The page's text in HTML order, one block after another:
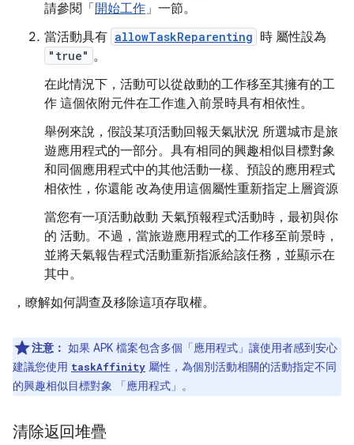
請參閱「 開始工作」一節。
當活動具有 allowTaskReparenting 時 屬性設為
"true" 。
在此情況下，活動可以從啟動的工作移至其擁有的工
作 這個依附元件在工作進入前景時具有相依性。
舉例來說，假設某項活動回報天氣狀況 所選城市是旅
遊應用程式的一部分。具有相同的興趣相似目標對象
和同個應用程式中的其他活動一樣、預設的應用程式
相依性，你還能 改為使用這個屬性重新指定上層資源
當您有一項活動啟動 天氣預報程式活動時，最初與你
的 活動。不過，當旅遊應用程式的工作移至前景時，
並將天氣報告程式活動重新指派給該任務，並顯示在
其中。
，瞭解如何調查及移除這項存取權。
注意： 如果 APK 檔案包含多個「應用程式」讓使用者感到安心
建議您使用 taskAffinity 屬性，為個別活動相關的活動指定不同
的興趣相似目標對象 「應用程式」。
清除返回堆疊